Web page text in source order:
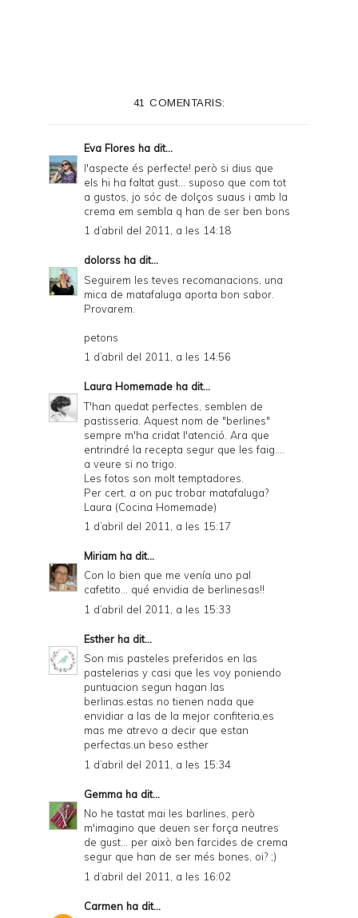
41 COMENTARIS:
Eva Flores ha dit...
l'aspecte és perfecte! però si dius que
els hi ha faltat gust... suposo que com tot
a gustos, jo sóc de dolços suaus i amb la
crema em sembla q han de ser ben bons
1 d’abril del 2011, a les 14:18
dolorss ha dit...
Seguirem les teves recomanacions, una
mica de matafaluga aporta bon sabor.
Provarem.
petons
1 d’abril del 2011, a les 14:56
Laura Homemade ha dit...
T'han quedat perfectes, semblen de
pastisseria. Aquest nom de "berlines"
sempre m'ha cridat l'atenció. Ara que
entrindré la recepta segur que les faig....
a veure si no trigo.
Les fotos son molt temptadores.
Per cert, a on puc trobar matafaluga?
Laura (Cocina Homemade)
1 d’abril del 2011, a les 15:17
Miriam ha dit...
Con lo bien que me venía uno pal
cafetito... qué envidia de berlinesas!!
1 d’abril del 2011, a les 15:33
Esther ha dit...
Son mis pasteles preferidos en las
pastelerias y casi que les voy poniendo
puntuacion segun hagan las
berlinas.estas no tienen nada que
envidiar a las de la mejor confiteria,es
mas me atrevo a decir que estan
perfectas.un beso esther
1 d’abril del 2011, a les 15:34
Gemma ha dit...
No he tastat mai les barlines, però
m'imagino que deuen ser força neutres
de gust... per això ben farcides de crema
segur que han de ser més bones, oi? ;)
1 d’abril del 2011, a les 16:02
Carmen ha dit...